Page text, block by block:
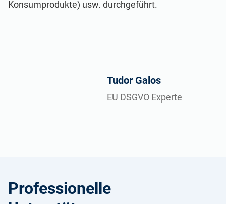
Konsumprodukte) usw. durchgeführt.
Tudor Galos
EU DSGVO Experte
Professionelle